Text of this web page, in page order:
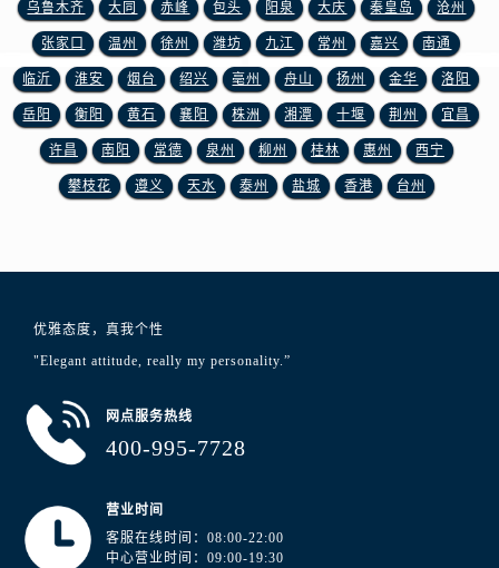
江苏省连云港市海州区通灌北路浪琴售后服务中心（需提前预约）
江苏省南京市秦淮区中山南路1号南京中心22层22-C1-C3室浪琴售后服务中心（需提前预约）
江苏省宿迁市宿城区西湖路浪琴售后服务中心（需提前预约）
江苏省泰州市海陵区永定东路399号置地商务中心东塔（华润万象城）17层1706室浪琴售后服务中心（需提前预约）
江苏省徐州市鼓楼区淮海东路29号苏宁广场IFC国际金融中心35层3508室浪琴售后服务中心（需提前预约）
江西省抚州市临川区赣东大道浪琴售后服务中心（需提前预约）
乌鲁木齐 大同 赤峰 包头 阳泉 大庆 秦皇岛 沧州
张家口 温州 徐州 潍坊 九江 常州 嘉兴 南通
临沂 淮安 烟台 绍兴 亳州 舟山 扬州 金华 洛阳
岳阳 衡阳 黄石 襄阳 株洲 湘潭 十堰 荆州 宜昌
许昌 南阳 常德 泉州 柳州 桂林 惠州 西宁
攀枝花 遵义 天水 泰州 盐城 香港 台州
优雅态度，真我个性
"Elegant attitude, really my personality.”
网点服务热线
400-995-7728
营业时间
客服在线时间：08:00-22:00
中心营业时间：09:00-19:30